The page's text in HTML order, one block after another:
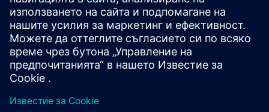
моделиране и рисуване
Проверен потребител в авиацията и космическото
пространство, корпоративен клиент
Прочетете отзива за G2